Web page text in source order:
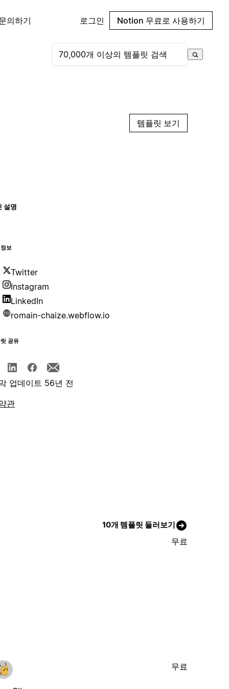
의하기 로그인 Notion 무료로 사용하기
템플릿 보기
설명
보
Twitter
Instagram
LinkedIn
romain-chaize.webflow.io
공유
업데이트 56년 전
관
10개 템플릿 둘러보기
무료
무료